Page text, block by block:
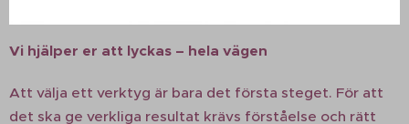
Vi hjälper er att lyckas – hela vägen
Att välja ett verktyg är bara det första steget. För att
det ska ge verkliga resultat krävs förståelse och rätt